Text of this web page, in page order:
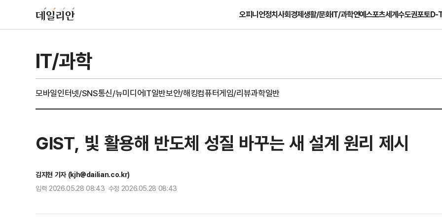
오피니언정치사회경제생활/문화IT/과학연예스포츠세계수도권포토D-
IT/과학
모바일인터넷/SNS통신/뉴미디어IT일반보안/해킹컴퓨터게임/리뷰과학일반
GIST, 빛 활용해 반도체 성질 바꾸는 새 설계 원리 제시
김지현 기자 (kjh@dailian.co.kr)
입력 2026.05.28 08:43 수정 2026.05.28 08:43